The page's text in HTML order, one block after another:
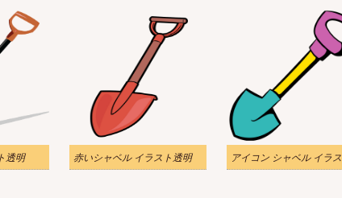
透明 赤いシャベル イラスト透明